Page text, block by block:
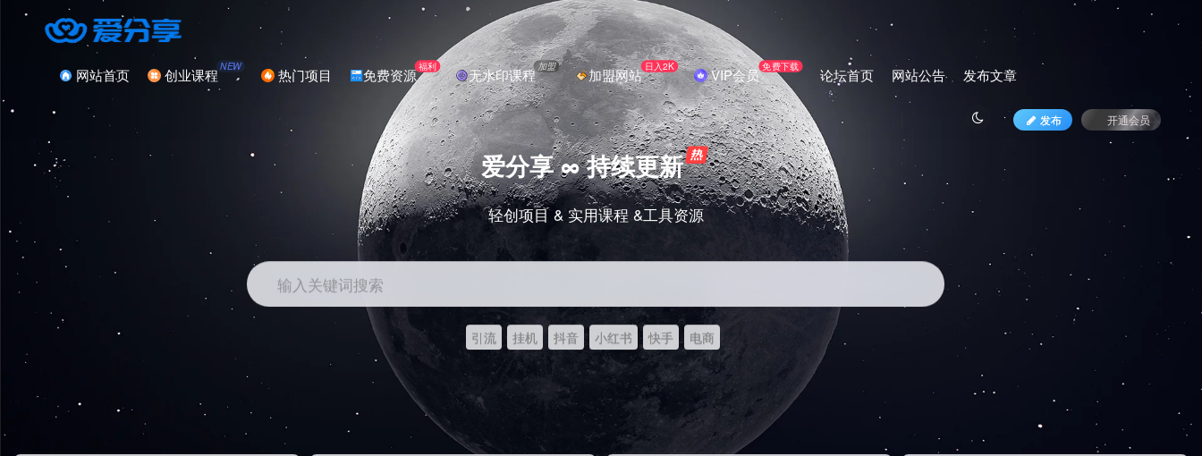
网站首页 创业课程 NEW 热门项目 免费资源福利 无水印课程 加盟 加盟网站 日入2K VIP会员 免费下载 论坛首页 网站公告 发布文章
发布 开通会员
爱分享 ∞ 持续更新
轻创项目 & 实用课程 &工具资源
输入关键词搜索
引流 挂机 抖音 小红书 快手 电商